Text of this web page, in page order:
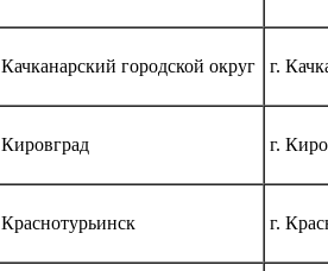
Качканарский городской округ г.
Кировград г.
Краснотурьинск г.